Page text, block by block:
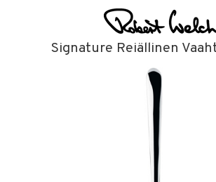
Signature Reiällinen
Karahvit